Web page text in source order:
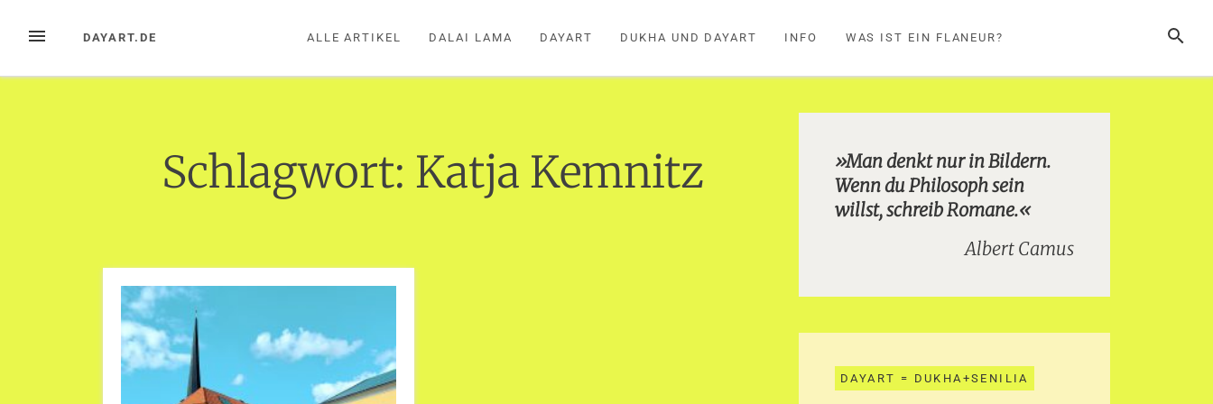
InhaltMENÜ SUCHE
DAYART.DE ALLE ARTIKEL DALAI LAMA DAYART DUKHA UND DAYART INFO WAS IST EIN FLANEUR?
Schlagwort: Katja Kemnitz
»Man denkt nur in Bildern.
Wenn du Philosoph sein
willst, schreib Romane.«
Albert Camus
DAYART = DUKHA+SENILIA